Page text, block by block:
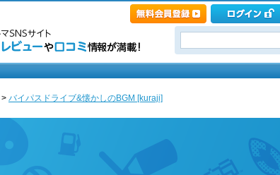
> バイパスドライブ&懐かしのBGM [kuraji]